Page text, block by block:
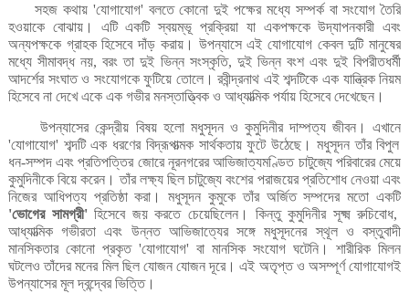
সহজ কথায়'যোগাযোগ' বলতে কোনো দুই পক্ষের মধ্যে সম্পর্ক বা সংযোগ তৈরি
হওয়াকে বোঝায়। এটি একটি স্বয়ম্ভূ প্রক্রিয়া যা একপক্ষকে উদ্যাপনকারী এবং
অন্যপক্ষকে গ্রাহক হিসেবে দাঁড় করায়। উপন্যাসে এই যোগাযোগ কেবল দুটি মানুষের
মধ্যে সীমাবদ্ধ নয়,বরং তা দুই ভিন্ন সংস্কৃতি, দুই ভিন্ন বংশ এবং দুই বিপরীতধর্মী
আদর্শের সংঘাত ও সংযোগকে ফুটিয়ে তোলে। রবীন্দ্রনাথ এই শব্দটিকে এক যান্ত্রিক নিয়ম
হিসেবে না দেখে একে এক গভীর মনস্তাত্ত্বিক ও আধ্যাত্মিক পর্যায় হিসেবে দেখেছেন।
উপন্যাসের কেন্দ্রীয় বিষয় হলো মধুসূদন ও কুমুদিনীর দাম্পত্য জীবন। এখানে
'যোগাযোগ' শব্দটি এক ধরণের বিদ্রূপাত্মক সার্থকতায় ফুটে উঠেছে। মধুসূদন তাঁর বিপুল
ধন-সম্পদ এবং প্রতিপত্তির জোরে নূরনগরের আভিজাত্যমণ্ডিত চাটুজ্যে পরিবারের মেয়ে
কুমুদিনীকে বিয়ে করেন। তাঁর লক্ষ্য ছিল চাটুজ্যে বংশের পরাজয়ের প্রতিশোধ নেওয়া এবং
নিজের আধিপত্য প্রতিষ্ঠা করা। মধুসূদন কুমুকে তাঁর অর্জিত সম্পদের মতো একটি
'ভোগের সামগ্রী' হিসেবে জয় করতে চেয়েছিলেন। কিন্তু কুমুদিনীর সূক্ষ্ম রুচিবোধ,
আধ্যাত্মিক গভীরতা এবং উন্নত আভিজাত্যের সঙ্গে মধুসূদনের স্থূল ও বস্তুবাদী
মানসিকতার কোনো প্রকৃত'যোগাযোগ'বা মানসিক সংযোগ ঘটেনি। শারীরিক মিলন
ঘটলেও তাঁদের মনের মিল ছিল যোজন যোজন দূরে। এই অতৃপ্ত ও অসম্পূর্ণ যোগাযোগই
উপন্যাসের মূল দ্বন্দ্বের ভিত্তি।